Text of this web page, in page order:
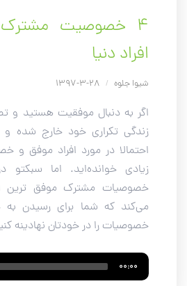
۴ خصوصیت
افراد دنیا
شیوا جلوه /
اگر به دنبال موفقیت هستید و
زندگی تکراری خود خارج شده و
احتمالا در مورد افراد موفق و
خصوصیات مشترک موفق ترین
می‌کند که شما برای رسیدن به
خصوصیات را در خودتان نهادینه
Audio
Player
00:00